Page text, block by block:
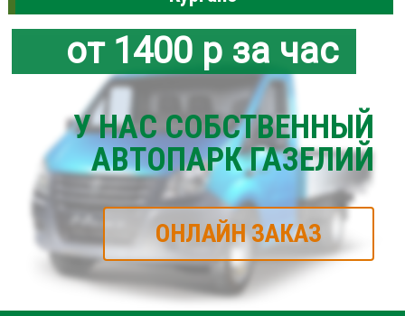
от 1400 р за час
У НАС СОБСТВЕННЫЙ
АВТОПАРК ГАЗЕЛИЙ
ОНЛАЙН ЗАКАЗ